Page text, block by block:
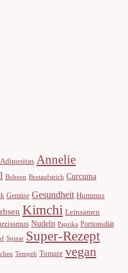
Adipositas Annelie
Bohnen Brotaufstrich Curcuma
Gemüse Gesundheit Hummus
Kimchi Leinsamen
Nudeln Paprika Portionsdiät
Spinat Super-Rezept
Tempeh Tomate vegan